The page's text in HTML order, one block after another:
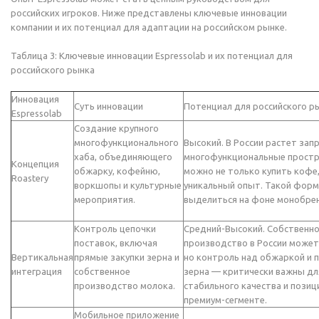
российских игроков. Ниже представлены ключевые инновации
компании и их потенциал для адаптации на российском рынке.
Таблица 3: Ключевые инновации Espressolab и их потенциал для
российского рынка
Инновация
Espressolab
Суть инновации Потенциал для российского
Концепция
Roastery
Создание крупного
многофункционального
хаба, объединяющего
обжарку, кофейню,
воркшопы и культурные
мероприятия.
Высокий. В России растет
многофункциональные
можно не только купить
уникальный опыт. Такой
выделиться на фоне
Вертикальная
интеграция
Контроль цепочки
поставок, включая
прямые закупки зерна и
собственное
производство молока.
Средний-Высокий.
производство в России
но контроль над обжаркой и
зерна — критически важны
стабильного качества и
премиум-сегменте.
Мобильное приложение